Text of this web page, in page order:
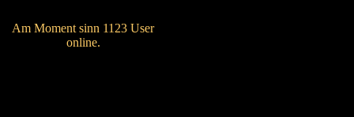
Am Moment sinn 1123 User
online.